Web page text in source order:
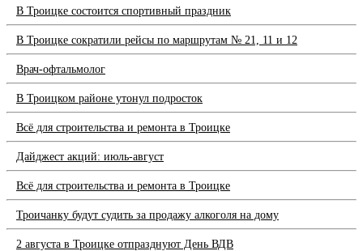
В Троицке состоится спортивный праздник
В Троицке сократили рейсы по маршрутам № 21, 11 и 12
Врач-офтальмолог
В Троицком районе утонул подросток
Всё для строительства и ремонта в Троицке
Дайджест акций: июль-август
Всё для строительства и ремонта в Троицке
Троичанку будут судить за продажу алкоголя на дому
2 августа в Троицке отпразднуют День ВДВ